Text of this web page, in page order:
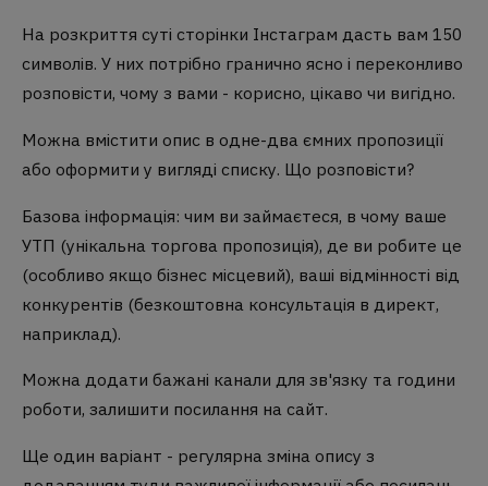
На розкриття суті сторінки Інстаграм дасть вам 150
символів. У них потрібно гранично ясно і переконливо
розповісти, чому з вами - корисно, цікаво чи вигідно.
Можна вмістити опис в одне-два ємних пропозиції
або оформити у вигляді списку. Що розповісти?
Базова інформація: чим ви займаєтеся, в чому ваше
УТП (унікальна торгова пропозиція), де ви робите це
(особливо якщо бізнес місцевий), ваші відмінності від
конкурентів (безкоштовна консультація в директ,
наприклад).
Можна додати бажані канали для зв'язку та години
роботи, залишити посилання на сайт.
Ще один варіант - регулярна зміна опису з